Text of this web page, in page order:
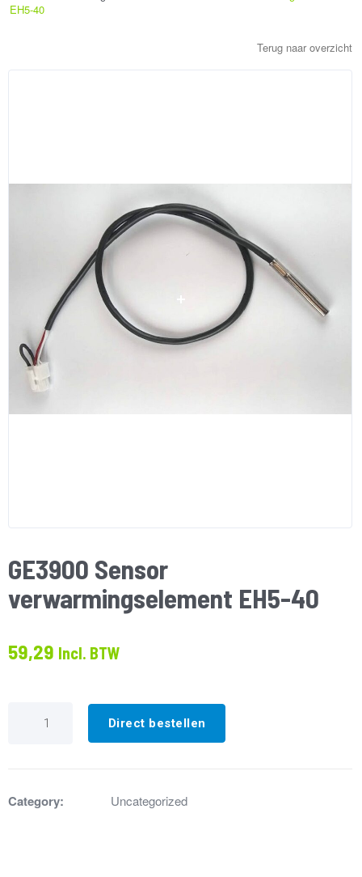
EH5-40
Terug naar overzicht
GE3900 Sensor
verwarmingselement EH5-40
59,29 Incl. BTW
Sensor
verwarmingselement
Direct bestellen
Category: Uncategorized